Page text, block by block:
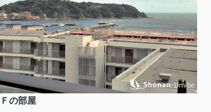
の部屋